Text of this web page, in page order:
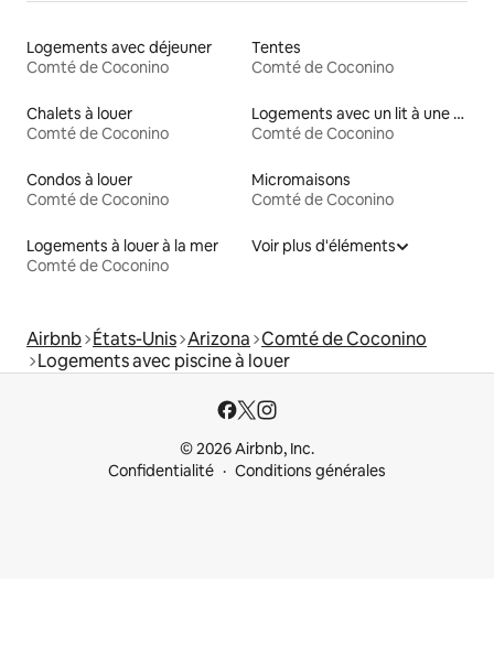
Logements avec déjeuner
Comté de Coconino
Tentes
Comté de Coconino
Chalets à louer
Comté de Coconino
Logements avec un lit à une hauteur accessible
Comté de Coconino
Condos à louer
Comté de Coconino
Micromaisons
Comté de Coconino
Logements à louer à la mer
Comté de Coconino
Voir plus d'éléments
Airbnb États-Unis Arizona Comté de Coconino
Logements avec piscine à louer
© 2026 Airbnb, Inc.
Confidentialité
Conditions générales